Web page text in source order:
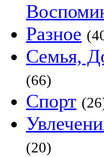
Разное
Семья,
(66)
Спорт
(20)